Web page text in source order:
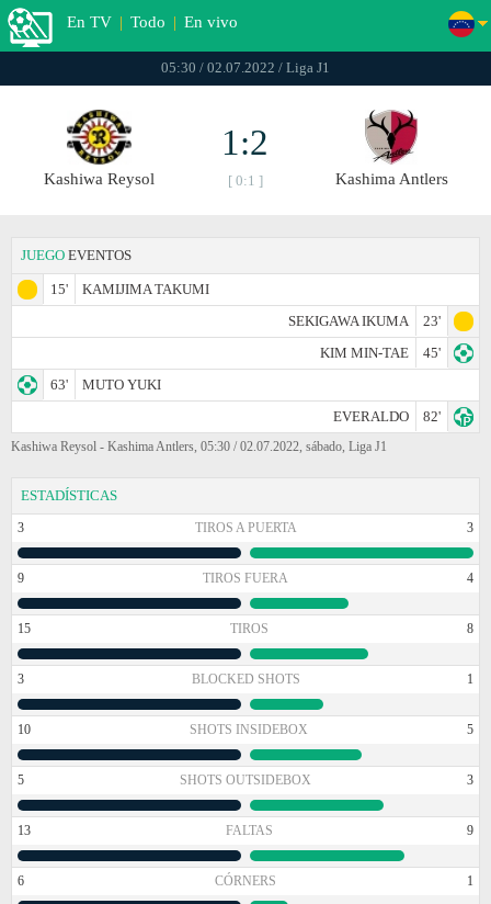
En TV | Todo | En vivo
05:30 / 02.07.2022 / Liga J1
Kashiwa Reysol
1:2
[ 0:1 ] Kashima Antlers
JUEGO EVENTOS
15'
KAMIJIMA TAKUMI
SEKIGAWA IKUMA
23'
KIM MIN-TAE
45'
63'
MUTO YUKI
EVERALDO
82'
Kashiwa Reysol - Kashima Antlers, 05:30 / 02.07.2022, sábado, Liga J1
ESTADÍSTICAS
3 TIROS A PUERTA 3
9 TIROS FUERA 4
15 TIROS 8
3 BLOCKED SHOTS 1
10 SHOTS INSIDEBOX 5
5 SHOTS OUTSIDEBOX 3
13 FALTAS 9
6 CÓRNERS 1